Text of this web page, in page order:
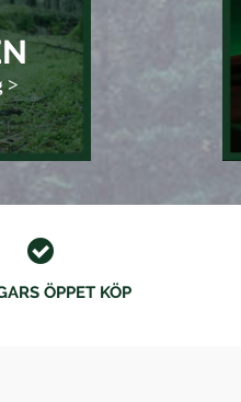
>
ÖPPET KÖP